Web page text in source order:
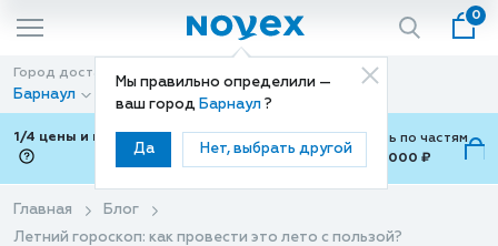
Мы правильно определили —
ваш город Барнаул ?
Да Нет, выбрать другой
0
Город доставки
Барнаул
Способ доставки
Доставка
1/4 цены и покупки ваши с Подели
Можно оплатить по частям
от 700 ₽ до 15,000 ₽
Главная
Блог
Летний гороскоп: как провести это лето с пользой?